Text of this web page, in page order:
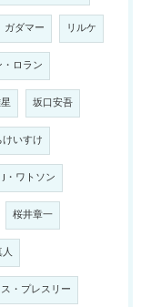
ガダマー リルケ
・ロラン
坂口安吾
いすけ
・ワトソン
桜井章一
人
・プレスリー